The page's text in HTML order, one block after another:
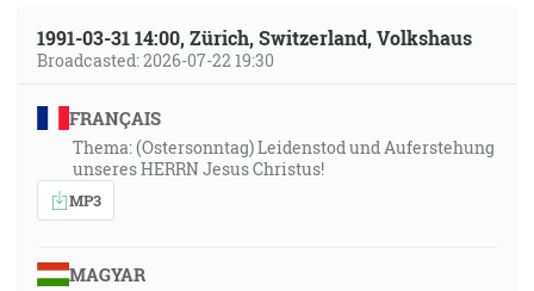
1991-03-31 14:00, Zürich, Switzerland, Volkshaus
Broadcasted: 2026-07-22 19:30
FRANÇAIS
Thema: (Ostersonntag) Leidenstod und Auferstehung
unseres HERRN Jesus Christus!
MP3
MAGYAR